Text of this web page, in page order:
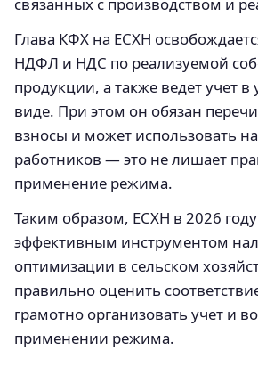
связанных с производством и
Глава КФХ на ЕСХН
НДФЛ и НДС по реализуемой
продукции, а также ведет учет
виде. При этом он обязан
взносы и может использовать
работников — это не лишает
применение режима.
Таким образом, ЕСХН в 2026 году
эффективным инструментом
оптимизации в сельском
правильно оценить
грамотно организовать учет и
применении режима.